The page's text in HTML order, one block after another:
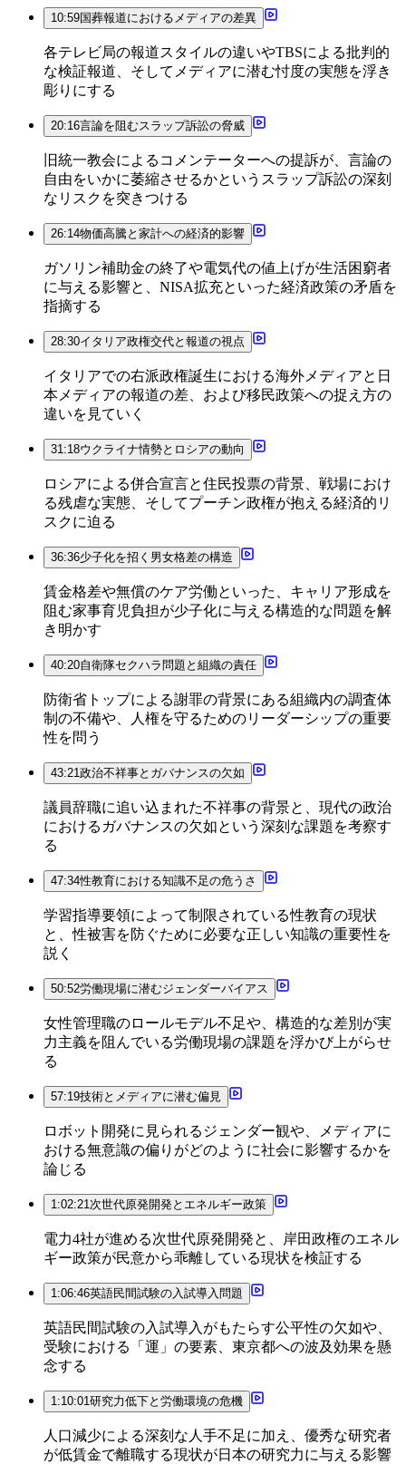
10:59国葬報道におけるメディアの差異
各テレビ局の報道スタイルの違いやTBSによる批判的
な検証報道、そしてメディアに潜む忖度の実態を浮き
彫りにする
20:16言論を阻むスラップ訴訟の脅威
旧統一教会によるコメンテーターへの提訴が、言論の
自由をいかに萎縮させるかというスラップ訴訟の深刻
なリスクを突きつける
26:14物価高騰と家計への経済的影響
ガソリン補助金の終了や電気代の値上げが生活困窮者
に与える影響と、NISA拡充といった経済政策の矛盾を
指摘する
28:30イタリア政権交代と報道の視点
イタリアでの右派政権誕生における海外メディアと日
本メディアの報道の差、および移民政策への捉え方の
違いを見ていく
31:18ウクライナ情勢とロシアの動向
ロシアによる併合宣言と住民投票の背景、戦場におけ
る残虐な実態、そしてプーチン政権が抱える経済的リ
スクに迫る
36:36少子化を招く男女格差の構造
賃金格差や無償のケア労働といった、キャリア形成を
阻む家事育児負担が少子化に与える構造的な問題を解
き明かす
40:20自衛隊セクハラ問題と組織の責任
防衛省トップによる謝罪の背景にある組織内の調査体
制の不備や、人権を守るためのリーダーシップの重要
性を問う
43:21政治不祥事とガバナンスの欠如
議員辞職に追い込まれた不祥事の背景と、現代の政治
におけるガバナンスの欠如という深刻な課題を考察す
る
47:34性教育における知識不足の危うさ
学習指導要領によって制限されている性教育の現状
と、性被害を防ぐために必要な正しい知識の重要性を
説く
50:52労働現場に潜むジェンダーバイアス
女性管理職のロールモデル不足や、構造的な差別が実
力主義を阻んでいる労働現場の課題を浮かび上がらせ
る
57:19技術とメディアに潜む偏見
ロボット開発に見られるジェンダー観や、メディアに
おける無意識の偏りがどのように社会に影響するかを
論じる
1:02:21次世代原発開発とエネルギー政策
電力4社が進める次世代原発開発と、岸田政権のエネル
ギー政策が民意から乖離している現状を検証する
1:06:46英語民間試験の入試導入問題
英語民間試験の入試導入がもたらす公平性の欠如や、
受験における「運」の要素、東京都への波及効果を懸
念する
1:10:01研究力低下と労働環境の危機
人口減少による深刻な人手不足に加え、優秀な研究者
が低賃金で離職する現状が日本の研究力に与える影響